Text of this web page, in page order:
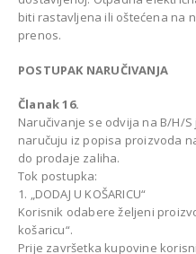
biti rastavljena ili oštećena na
prenos.
POSTUPAK NARUČIVANJA
Članak 16.
Naručivanje se odvija na B/H/
naručuju iz popisa proizvoda
do prodaje zaliha.
Tok postupka:
1. „DODAJ U KOŠARICU“
Korisnik odabere željeni
košaricu“.
Prije završetka kupovine